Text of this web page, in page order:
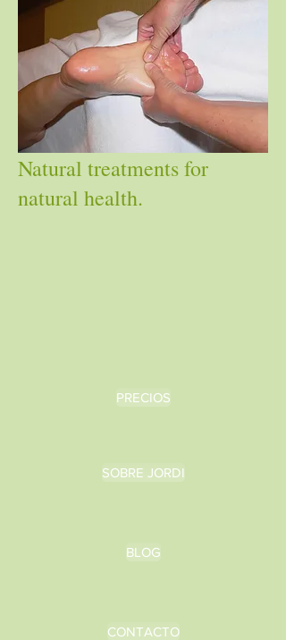
Natural treatments for
natural health.
PRECIOS
SOBRE JORDI
BLOG
CONTACTO